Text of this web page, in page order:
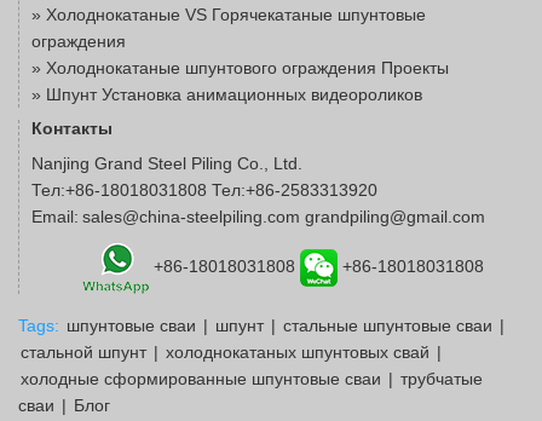
» Холоднокатаные VS Горячекатаные шпунтовые
ограждения
» Холоднокатаные шпунтового ограждения Проекты
» Шпунт Установка анимационных видеороликов
Контакты
Nanjing Grand Steel Piling Co., Ltd.
Тел:+86-18018031808 Тел:+86-2583313920
Email: sales@china-steelpiling.com grandpiling@gmail.com
+86-18018031808 +86-18018031808
Tags: шпунтовые сваи | шпунт | стальные шпунтовые сваи |
стальной шпунт | холоднокатаных шпунтовых свай |
холодные сформированные шпунтовые сваи | трубчатые
сваи | Блог